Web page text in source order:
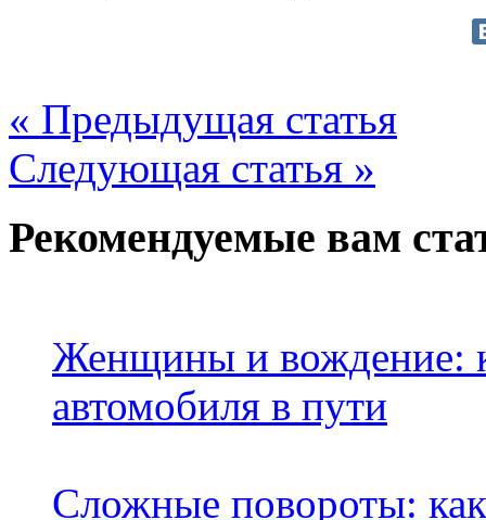
« Предыдущая статья
Следующая статья »
Рекомендуемые вам
Женщины и вождение:
автомобиля в пути
Сложные повороты: